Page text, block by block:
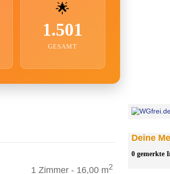
🌟
1.501
GESAMT
1 Zimmer - 16,00 m2
Deine
0 gemerkte